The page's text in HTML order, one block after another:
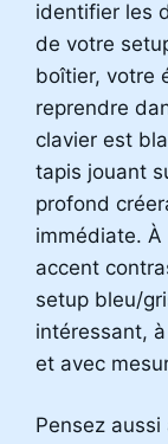
identifier les
de votre
boîtier, votre
reprendre
clavier est
tapis jouant
profond
immédiate. À
accent
setup bleu/
intéressant,
et avec
Pensez